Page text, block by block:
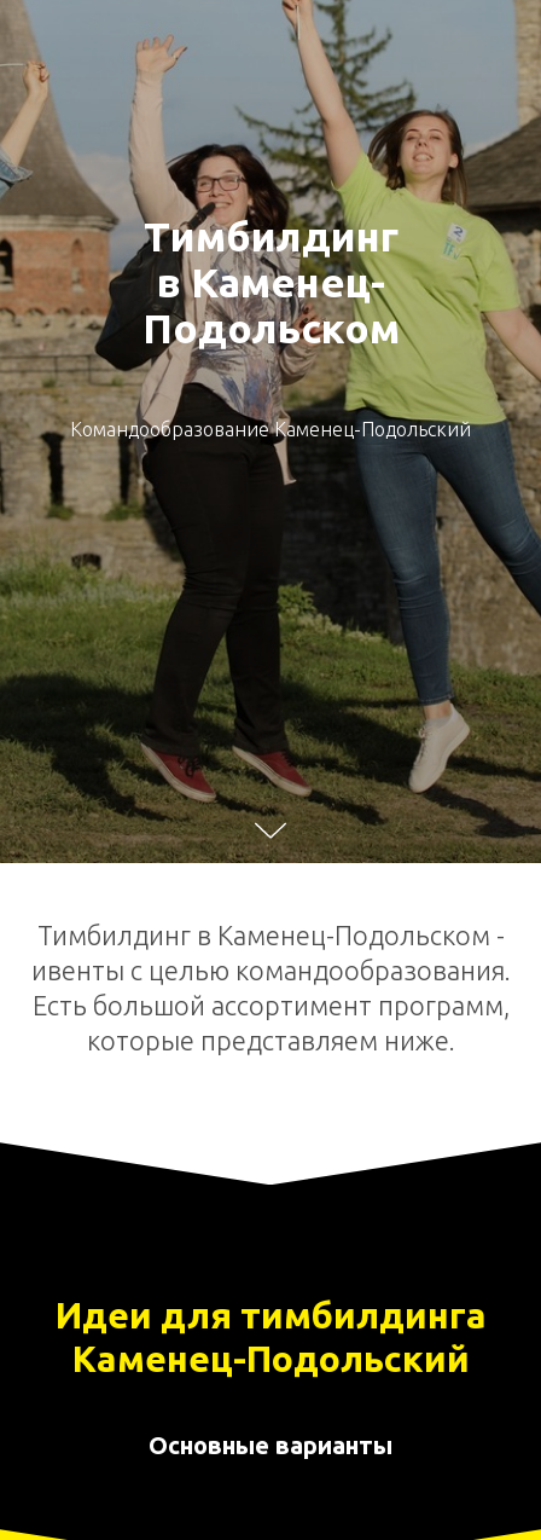
Тимбилдинг
в Каменец-
Подольском
Командообразование Каменец-Подольский
Тимбилдинг в Каменец-Подольском -
ивенты с целью командообразования.
Есть большой ассортимент программ,
которые представляем ниже.
Идеи для тимбилдинга
Каменец-Подольский
Основные варианты